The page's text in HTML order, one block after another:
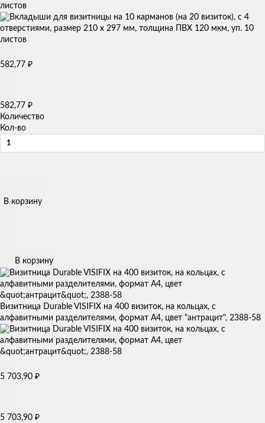
листов
582,77 ₽
582,77 ₽
Количество
Кол-во
В корзину
В корзину
Визитница Durable VISIFIX на 400 визиток, на кольцах, с
алфавитными разделителями, формат А4, цвет "антрацит", 2388-58
5 703,90 ₽
5 703,90 ₽